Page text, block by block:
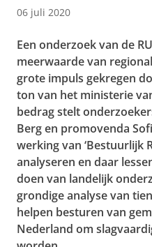
06 juli 2020
Een onderzoek van de
meerwaarde van
grote impuls gekregen
ton van het ministerie
bedrag stelt
Berg en promovenda
werking van ‘Bestuurlijk
analyseren en daar
doen van landelijk
grondige analyse van
helpen besturen van
Nederland om